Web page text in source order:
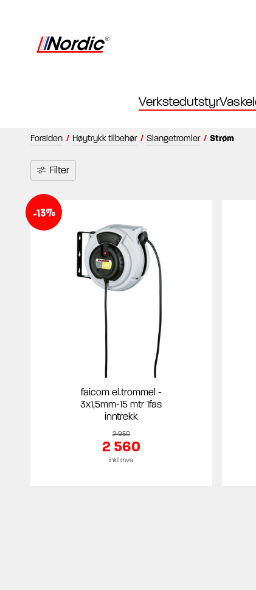
Verkstedutstyr
Forsiden / Høytrykk tilbehør / Slangetromler / Strøm
Filter
-13%
faicom el.trommel -
3x1,5mm-15 mtr 1fas
inntrekk
2 950
2 560
inkl mva